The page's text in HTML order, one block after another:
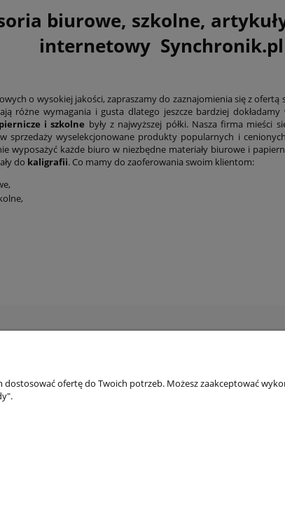
biurowe, szkolne,
internetowy Synchronik.pl
o wysokiej jakości, zapraszamy do zaznajomienia się z
różne wymagania i gusta dlatego jeszcze bardziej
i szkolne były z najwyższej półki. Nasza firma mieści
sprzedaży wyselekcjonowane produkty popularnych i
wyposażyć każde biuro w niezbędne materiały biurowe i
do kaligrafii. Co mamy do zaoferowania swoim klientom:
Regulamin
Profil
ofertę do Twoich potrzeb. Możesz zaakceptować